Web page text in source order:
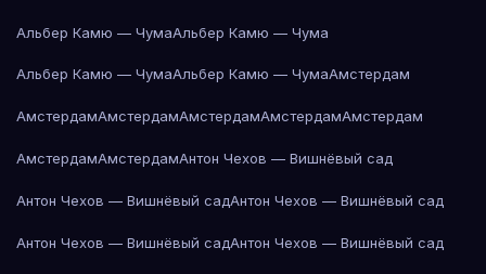
Альбер Камю — ЧумаАльбер Камю — Чума
Альбер Камю — ЧумаАльбер Камю — ЧумаАмстердам
АмстердамАмстердамАмстердамАмстердамАмстердам
АмстердамАмстердамАнтон Чехов — Вишнёвый сад
Антон Чехов — Вишнёвый садАнтон Чехов — Вишнёвый сад
Антон Чехов — Вишнёвый садАнтон Чехов — Вишнёвый сад